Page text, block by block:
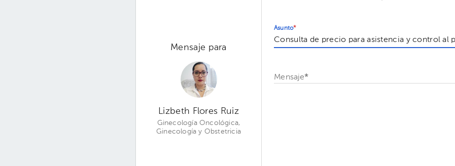
Mensaje para
Lizbeth Flores Ruiz
Ginecología Oncológica,
Ginecología y Obstetricia
Asunto*
Mensaje*